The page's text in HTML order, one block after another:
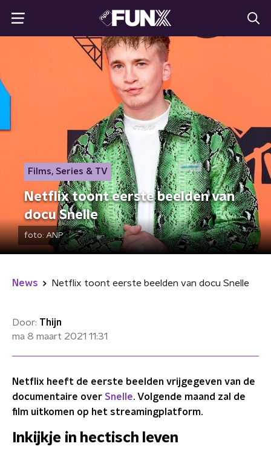
Films, Series & TV
Netflix toont eerste beelden van
docu Snelle
foto: ANP
News Netflix toont eerste beelden van docu Snelle
Door: Thijn
ma 8 maart 2021 11:31
Netflix heeft de eerste beelden vrijgegeven van de
documentaire over Snelle. Volgende maand zal de
film uitkomen op het streamingplatform.
Inkijkje in hectisch leven